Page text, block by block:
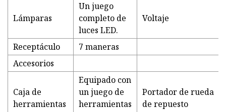
Lámparas
Un juego
completo de
luces LED.
Voltaje
Receptáculo
7 maneras
Accesorios
Caja de
herramientas
Equipado con
un juego de
herramientas
Portador de rueda
de repuesto